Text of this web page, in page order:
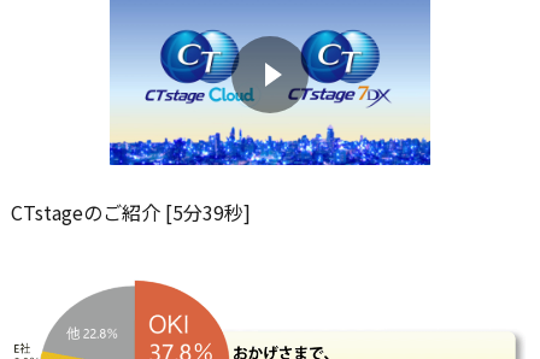
CTstageのご紹介 [5分39秒]